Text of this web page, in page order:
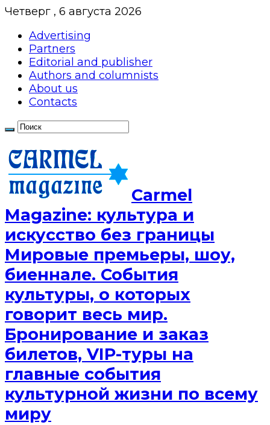
Четверг , 6 августа 2026
Advertising
Partners
Editorial and publisher
Authors and columnists
About us
Contacts
Сarmel
Magazine: культура и
искусство без границы
Мировые премьеры, шоу,
биеннале. События
культуры, о которых
говорит весь мир.
Бронирование и заказ
билетов, VIP-туры на
главные события
культурной жизни по всему
миру